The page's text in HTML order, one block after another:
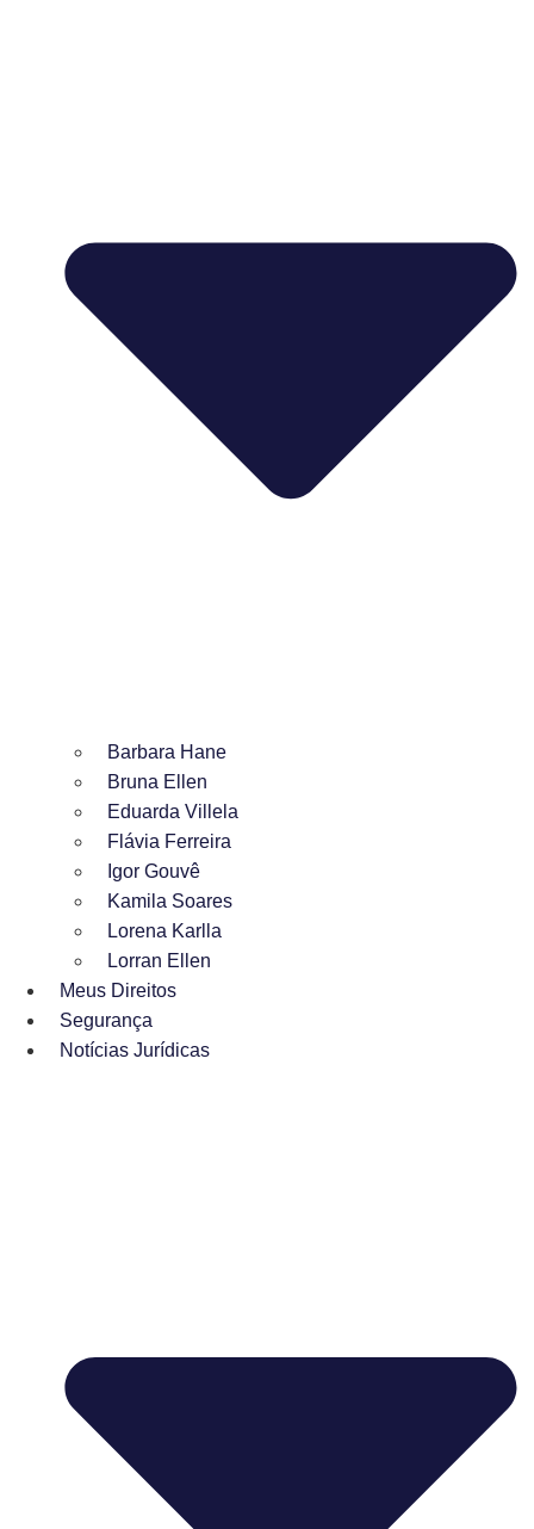
Barbara Hane
Bruna Ellen
Eduarda Villela
Flávia Ferreira
Igor Gouvê
Kamila Soares
Lorena Karlla
Lorran Ellen
Meus Direitos
Segurança
Notícias Jurídicas